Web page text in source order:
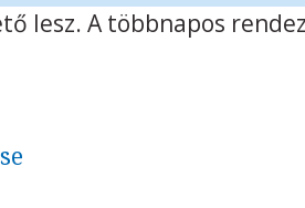
lesz. A többnapos